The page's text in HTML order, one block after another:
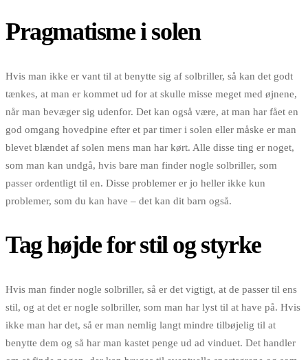
Pragmatisme i solen
Hvis man ikke er vant til at benytte sig af solbriller, så kan det godt
tænkes, at man er kommet ud for at skulle misse meget med øjnene,
når man bevæger sig udenfor. Det kan også være, at man har fået en
god omgang hovedpine efter et par timer i solen eller måske er man
blevet blændet af solen mens man har kørt. Alle disse ting er noget,
som man kan undgå, hvis bare man finder nogle solbriller, som
passer ordentligt til en. Disse problemer er jo heller ikke kun
problemer, som du kan have – det kan dit barn også.
Tag højde for stil og styrke
Hvis man finder nogle solbriller, så er det vigtigt, at de passer til ens
stil, og at det er nogle solbriller, som man har lyst til at have på. Hvis
ikke man har det, så er man nemlig langt mindre tilbøjelig til at
benytte dem og så har man kastet penge ud ad vinduet. Det handler